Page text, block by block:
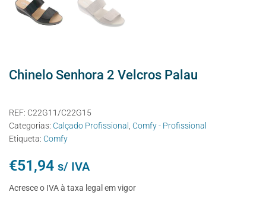
Chinelo Senhora 2 Velcros Palau
REF: C22G11/C22G15
Categorias: Calçado Profissional
Comfy - Profissional
Etiqueta: Comfy
€51,94 s/ IVA
Acresce o IVA à taxa legal em vigor